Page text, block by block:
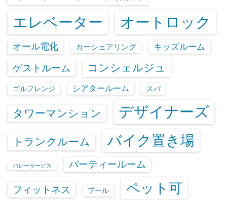
エレベーター オートロック
オール電化 カーシェアリング キッズルーム
ゲストルーム コンシェルジュ
ゴルフレンジ シアタールーム スパ
タワーマンション デザイナーズ
トランクルーム バイク置き場
バレーサービス パーティールーム
フィットネス プール ペット可